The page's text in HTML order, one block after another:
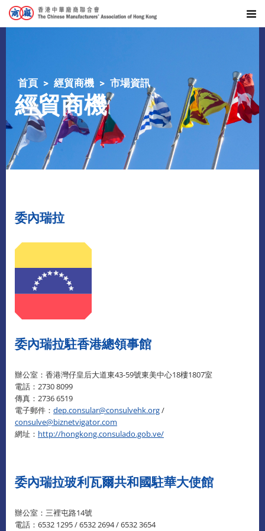
首頁 經貿商機 市場資訊
經貿商機
委內瑞拉
委內瑞拉駐香港總領事館
辦公室：香港灣仔皇后大道東43-59號東美中心18樓1807室
電話：2730 8099
傳真：2736 6519
電子郵件： dep.consular@consulvehk.org/
consulve@biznetvigator.com
網址： http://hongkong.consulado.gob.ve/
委內瑞拉玻利瓦爾共和國駐華大使館
辦公室：三裡屯路14號
電話：6532 1295 / 6532 2694 / 6532 3654